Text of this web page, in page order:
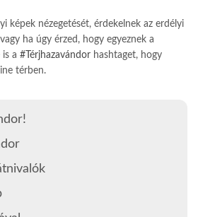
képek nézegetését, érdekelnek az erdélyi
ha úgy érzed, hogy egyeznek a
a #Térjhazavándor hashtaget, hogy
térben.